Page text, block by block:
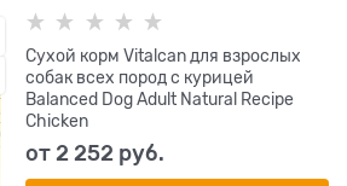
Сухой корм Vitalcan для взрослых
собак всех пород с курицей
Balanced Dog Adult Natural Recipe
Chicken
от2 252 руб.